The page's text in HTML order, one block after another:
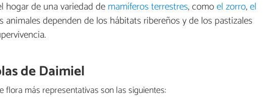
hogar de una variedad demamíferos terrestres, comoel zorro,el
animales dependen de los hábitats ribereños y de los pastizales
de Daimiel
flora más representativas son las siguientes: